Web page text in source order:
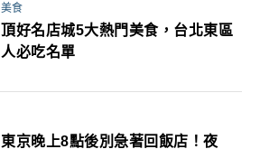
美食
頂好名店城5大熱門美食，台北東區
人必吃名單
東京晚上8點後別急著回飯店！夜